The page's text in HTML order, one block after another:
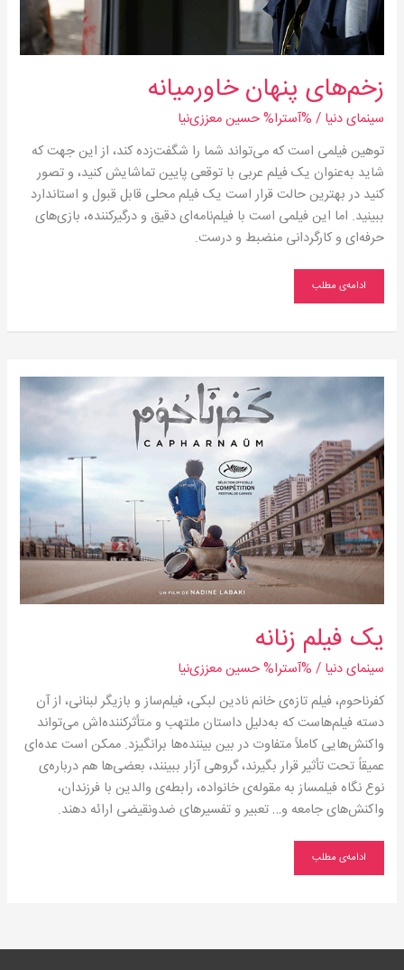
زخم‌های پنهان خاورمیانه
سینمای دنیا / %آسترا%حسین معززی‌نیا
توهین فیلمی است که می‌تواند شما را شگفت‌زده کند، از این جهت که
شاید به‌عنوان یک فیلم عربی با توقعی پایین تماشایش کنید، و تصور
کنید در بهترین حالت قرار است یک فیلم محلی قابل قبول و استاندارد
ببینید. اما این فیلمی است با فیلم‌نامه‌ای دقیق و درگیرکننده، بازی‌های
حرفه‌ای و کارگردانی منضبط و درست.
ادامه‌ی مطلب
یک فیلم زنانه
سینمای دنیا / %آسترا%حسین معززی‌نیا
کفرناحوم، فیلم تازه‌ی خانم نادین لبکی، فیلم‌ساز و بازیگر لبنانی، از آن
دسته فیلم‌هاست که به‌دلیل داستان ملتهب و متأثرکننده‌اش می‌تواند
واکنش‌هایی کاملاً متفاوت در بین بیننده‌ها برانگیزد. ممکن است عده‌ای
عمیقاً تحت تأثیر قرار بگیرند، گروهی آزار ببینند، بعضی‌ها هم درباره‌ی
نوع نگاه فیلمساز به مقوله‌ی خانواده، رابطه‌ی والدین با فرزندان،
واکنش‌های جامعه و… تعبیر و تفسیرهای ضدونقیضی ارائه دهند.
فیلم
زنانه
ادامه‌ی مطلب